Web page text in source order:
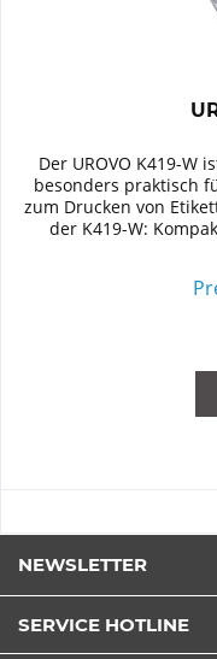
Der UROVO K419-W
besonders praktisch
zum Drucken von
der K419-W:
NEWSLETTER
SERVICE HOTLINE